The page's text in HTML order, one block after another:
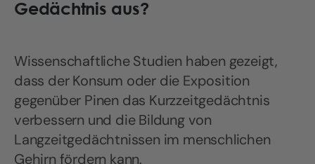
Gedächtnis aus?
Wissenschaftliche Studien haben gezeigt,
dass der Konsum oder die Exposition
gegenüber Pinen das Kurzzeitgedächtnis
verbessern und die Bildung von
Langzeitgedächtnissen im menschlichen
Gehirn fördern kann.